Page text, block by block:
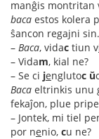
manĝis montritan
baca estos kolera
ŝancon regajni
– Baca, vidac tiun v
– Vidam, kial ne?
– Se ci jenglutoc ŭ
Baca eltrinkis unu
fekaĵon, plue
– Jontek, mi tiel
por nenio, cu ne?